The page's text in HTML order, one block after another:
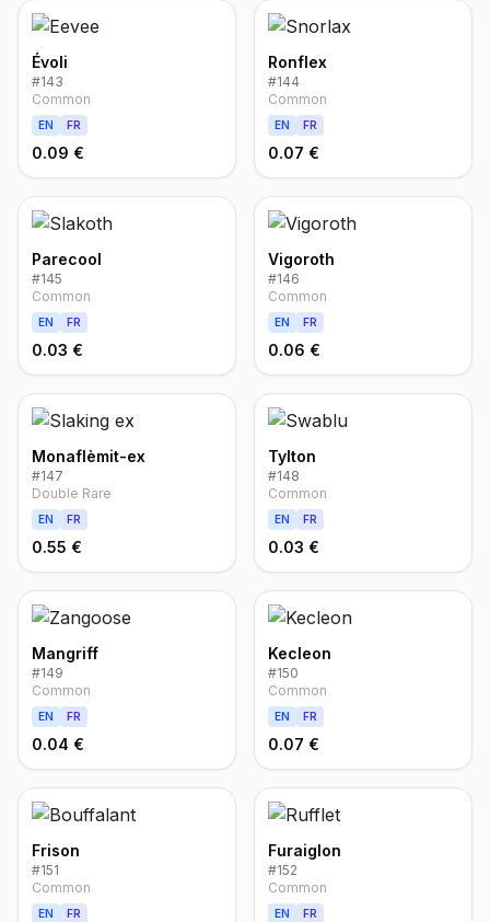
Évoli
#143
Common
EN FR
0.09 €
Ronflex
#144
Common
EN FR
0.07 €
Parecool
#145
Common
EN FR
0.03 €
Vigoroth
#146
Common
EN FR
0.06 €
Monaflèmit-ex
#147
Double Rare
EN FR
0.55 €
Tylton
#148
Common
EN FR
0.03 €
Mangriff
#149
Common
EN FR
0.04 €
Kecleon
#150
Common
EN FR
0.07 €
Frison
#151
Common
EN FR
Furaiglon
#152
Common
EN FR